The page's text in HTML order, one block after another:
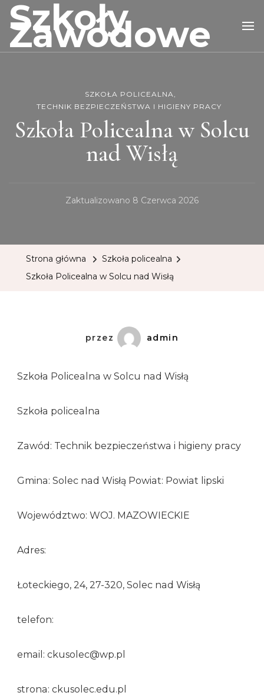
Szkoły
Zawodowe
SZKOŁA POLICEALNA
TECHNIK BEZPIECZEŃSTWA I HIGIENY PRACY
Szkoła Policealna w Solcu
nad Wisłą
Zaktualizowano 8 Czerwca 2026
Strona główna
Szkoła policealna
Szkoła Policealna w Solcu nad Wisłą
przez admin
Szkoła Policealna w Solcu nad Wisłą
Szkoła policealna
Zawód: Technik bezpieczeństwa i higieny pracy
Gmina: Solec nad Wisłą Powiat: Powiat lipski
Województwo: WOJ. MAZOWIECKIE
Adres:
Łoteckiego, 24, 27-320, Solec nad Wisłą
telefon:
email: ckusolec@wp.pl
strona: ckusolec.edu.pl